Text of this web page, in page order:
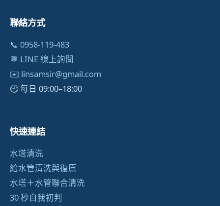
聯絡方式
📞 0958-119-483
💬 LINE 線上詢問
✉️ linsamsir@gmail.com
🕘 每日 09:00–18:00
快速連結
水塔清洗
給水管清洗與復原
水塔＋水管聯合清洗
30 秒自我初判